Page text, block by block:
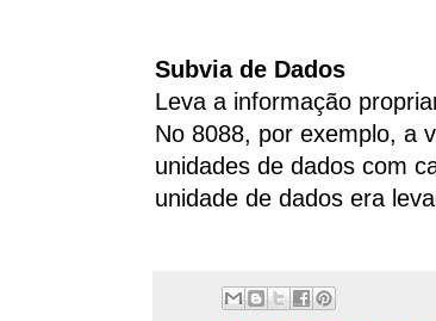
Subvia de Dados
Leva a informação
No 8088, por exemplo, a
unidades de dados com
unidade de dados era